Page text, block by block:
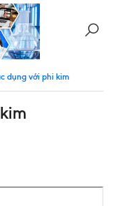
dụng với phi kim